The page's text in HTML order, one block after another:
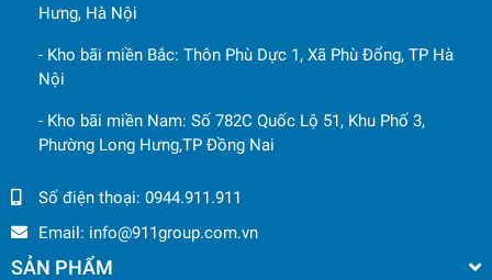
Hưng, Hà Nội
- Kho bãi miền Bắc: Thôn Phù Dực 1, Xã Phù Đổng, TP Hà
Nội
- Kho bãi miền Nam: Số 782C Quốc Lộ 51, Khu Phố 3,
Phường Long Hưng,TP Đồng Nai
Số điện thoại: 0944.911.911
Email: info@911group.com.vn
SẢN PHẨM